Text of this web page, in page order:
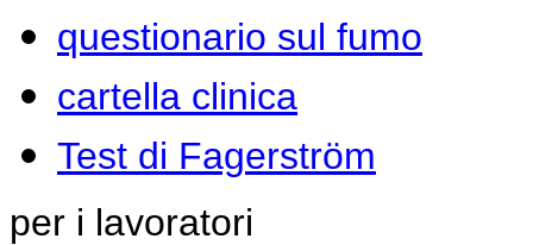
questionario sul fumo
cartella clinica
Test di Fagerström
per i lavoratori